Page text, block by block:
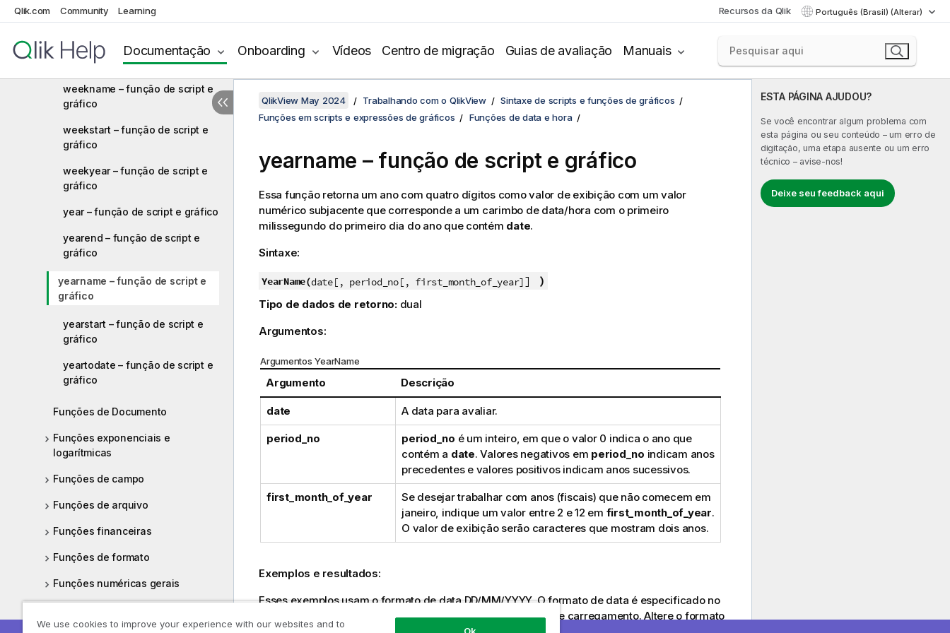
Qlik.com Community Learning Recursos da Qlik Português (Brasil) (Alterar)
Documentação Onboarding Vídeos Centro de migração Guias de avaliação Manuais
weekday – função de script e
gráfico
weekend – função de script e
gráfico
weekname – função de script e
gráfico
weekstart – função de script e
gráfico
weekyear – função de script e
gráfico
year – função de script e gráfico
yearend – função de script e
gráfico
yearname – função de script e
gráfico
yearstart – função de script e
gráfico
yeartodate – função de script e
gráfico
Funções de Documento
Funções exponenciais e
logarítmicas
Funções de campo
Funções de arquivo
Funções financeiras
Funções de formato
Funções numéricas gerais
ESTA PÁGINA AJUDOU?
Se você encontrar algum problema com
esta página ou seu conteúdo – um erro de
digitação, uma etapa ausente ou um erro
técnico – avise-nos!
Deixe seu feedback aqui
QlikView May 2024 Trabalhando com o QlikView
Sintaxe de scripts e funções de gráficos
Funções em scripts e expressões de gráficos
Funções de data e hora
yearname – função de script e gráfico
Essa função retorna um ano com quatro dígitos como valor de exibição com um valor
numérico subjacente que corresponde a um carimbo de data/hora com o primeiro
milissegundo do primeiro dia do ano que contém date.
Sintaxe:
YearName(date[, period_no[, first_month_of_year]] )
Tipo de dados de retorno:dual
Argumentos:
Argumentos YearName
Argumento Descrição
date A data para avaliar.
period_no period_no é um inteiro, em que o valor 0 indica o ano que
contém a date. Valores negativos em period_no indicam anos
precedentes e valores positivos indicam anos sucessivos.
first_month_of_year
Se desejar trabalhar com anos (fiscais) que não comecem em
janeiro, indique um valor entre 2 e 12 em first_month_of_year.
O valor de exibição serão caracteres que mostram dois anos.
Exemplos e resultados:
Esses exemplos usam o formato de data DD/MM/YYYY. O formato de data é especificado no
na parte superior do seu script de carregamento. Altere o formato
We use cookies to improve your experience with our websites and to